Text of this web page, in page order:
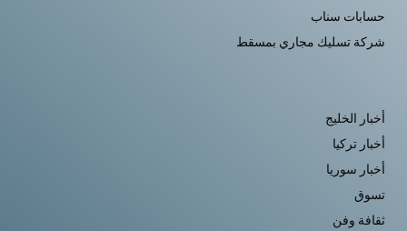
حسابات سناب
شركة تسليك مجاري بمسقط
أخبار الخليج
أخبار تركيا
أخبار سوريا
تسوق
ثقافة وفن